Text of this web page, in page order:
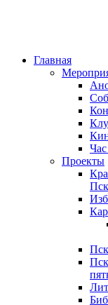
Главная
Проекты